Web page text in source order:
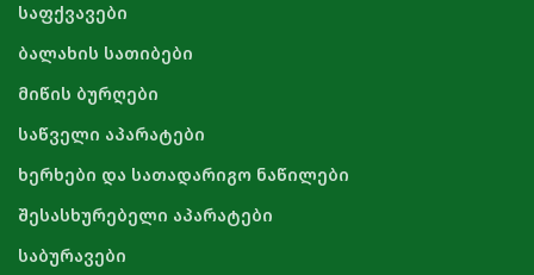
საფქვავები
ბალახის სათიბები
მიწის ბურღები
საწველი აპარატები
ხერხები და სათადარიგო ნაწილები
შესასხურებელი აპარატები
საბურავები